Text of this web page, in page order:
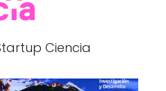
Ciencia